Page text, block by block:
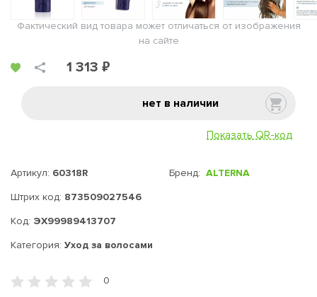
Фактический вид товара может отличаться от изображения
на сайте
1 313 ₽
нет в наличии
Показать QR-код
Артикул: 60318R
Штрих код: 873509027546
Код: ЭХ99989413707
Бренд: ALTERNA
Категория: Уход за волосами
0